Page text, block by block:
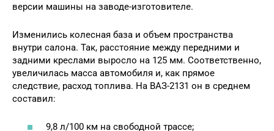
версии машины на заводе-изготовителе.
Изменились колесная база и объем пространства
внутри салона. Так, расстояние между передними и
задними креслами выросло на 125 мм. Соответственно,
увеличилась масса автомобиля и, как прямое
следствие, расход топлива. На ВАЗ-2131 он в среднем
составил:
9,8 л/100 км на свободной трассе;